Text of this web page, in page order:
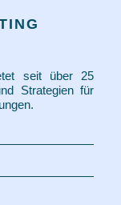
seit über 25
Strategien für